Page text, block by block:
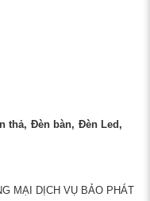
thả Đèn bàn
Đèn Led
MẠI DỊCH VỤ BẢO PHÁT